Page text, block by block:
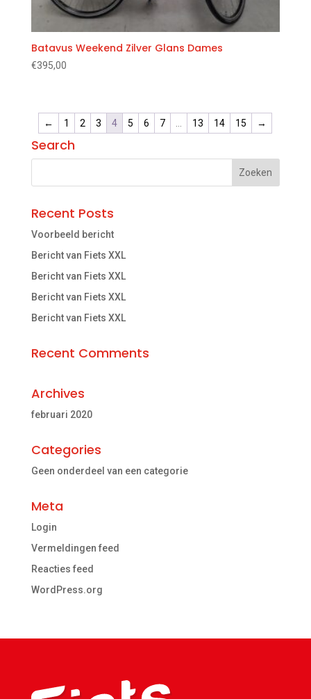
Batavus Weekend Zilver Glans Dames
€395,00
← 1 2 3 4 5 6 7 13 14 15 →
Search
Recent Posts
Voorbeeld bericht
Bericht van Fiets XXL
Bericht van Fiets XXL
Bericht van Fiets XXL
Bericht van Fiets XXL
Recent Comments
Archives
februari 2020
Categories
Geen onderdeel van een categorie
Meta
Login
Vermeldingen feed
Reacties feed
WordPress.org